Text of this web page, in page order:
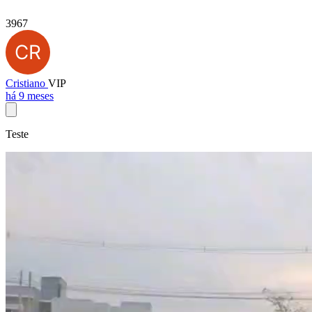
3967
Cristiano VIP
há 9 meses
Teste